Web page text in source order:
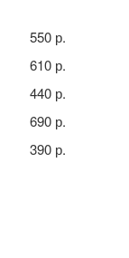
550 р.
610 р.
440 р.
690 р.
390 р.